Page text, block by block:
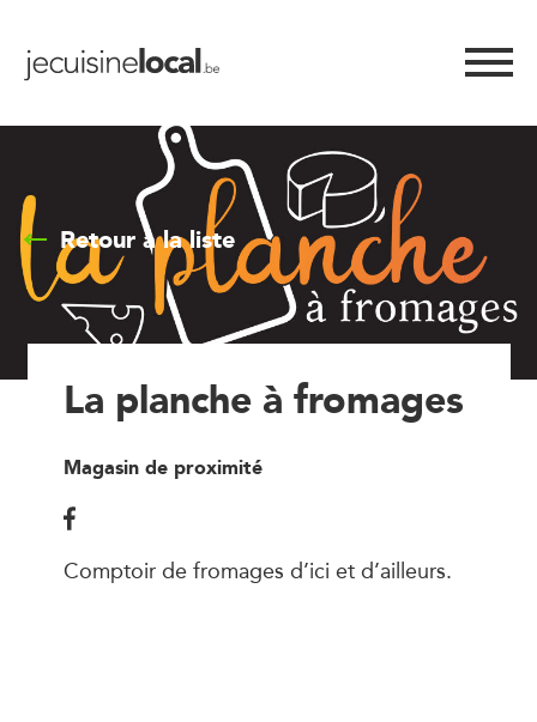
Retour à la liste
La planche à fromages
Magasin de proximité
Comptoir de fromages d’ici et d’ailleurs.